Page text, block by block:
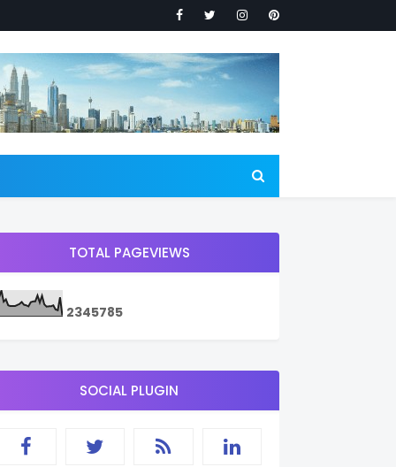
TOTAL PAGEVIEWS
2345785
SOCIAL PLUGIN